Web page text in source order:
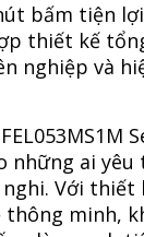
bấm tiện
thiết kế
nghiệp và
FEL053MS1M
những ai
Với thiết
minh,